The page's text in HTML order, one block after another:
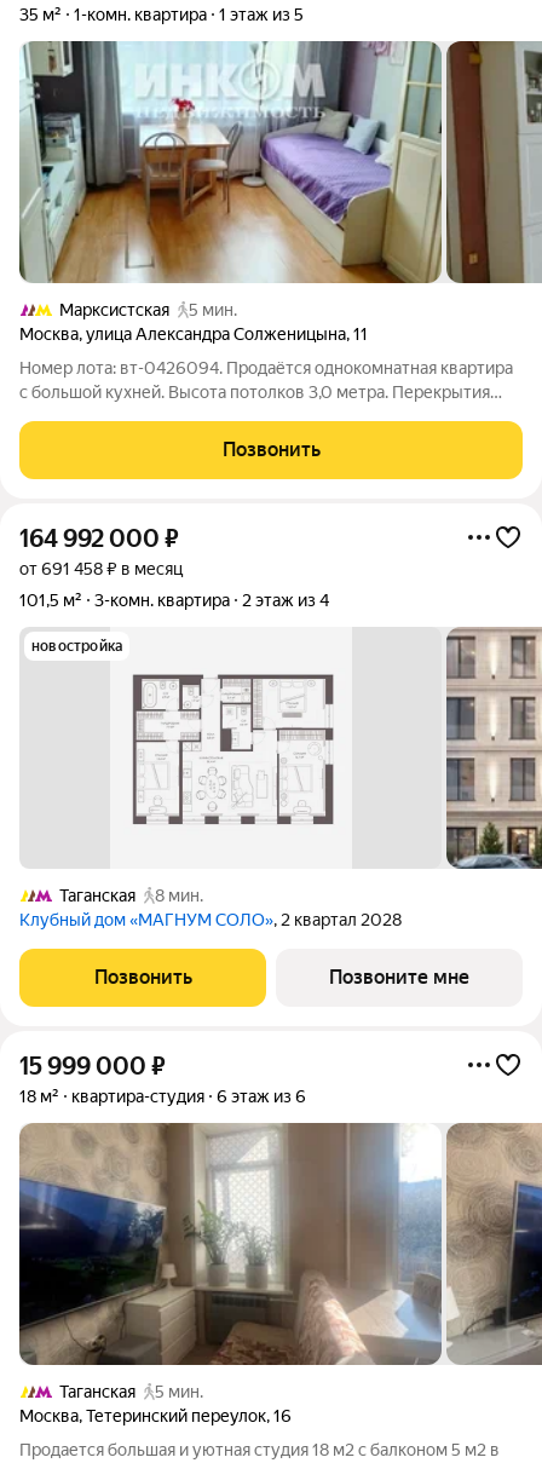
35 м² 1-комн. квартира 1 этаж из 5
Марксистская
5 мин.
Москва,улица Александра Солженицына,11
Номер лота: вт-0426094. Продаётся однокомнатная квартира
с большой кухней. Высота потолков 3,0 метра. Перекрытия
индивидуальному проекту, толщина стен внешних стен более
50 см, что позволяет сохранять тепло
Позвонить
164 992 000 ₽
от 691 458 ₽ в месяц
101,5 м²
3-комн. квартира 2 этаж из 4
новостройка
Таганская
8 мин.
Клубный дом «МАГНУМ СОЛО», 2 квартал 2028
Позвонить Позвоните мне
15 999 000 ₽
18 м² квартира-студия 6 этаж из 6
Таганская
5 мин.
Москва,Тетеринский переулок,16
Прoдаетcя большая и уютнaя студия 18 м2 с балконoм 5 м2 в